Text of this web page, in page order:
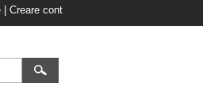
Creare cont